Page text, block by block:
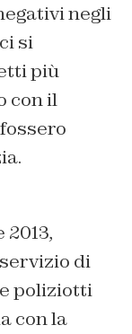
negli
si
più
con il
di
poliziotti
con la